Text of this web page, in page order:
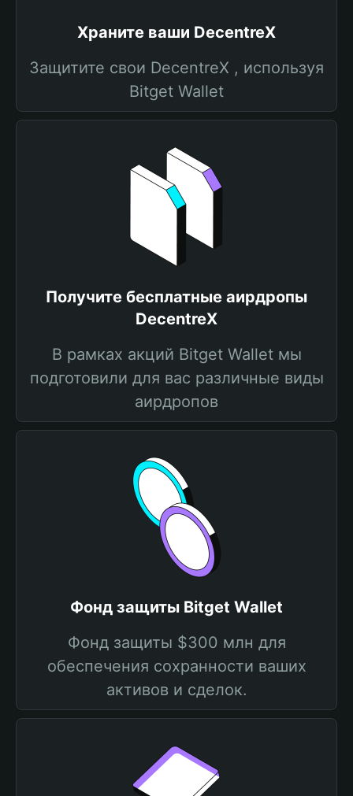
Храните ваши DecentreX
Защитите свои DecentreX , используя
Bitget Wallet
Получите бесплатные аирдропы
DecentreX
В рамках акций Bitget Wallet мы
подготовили для вас различные виды
аирдропов
Фонд защиты Bitget Wallet
Фонд защиты $300 млн для
обеспечения сохранности ваших
активов и сделок.